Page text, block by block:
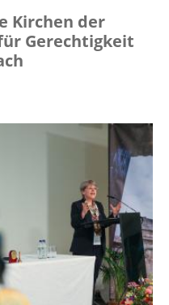
Kirchen der
Gerechtigkeit